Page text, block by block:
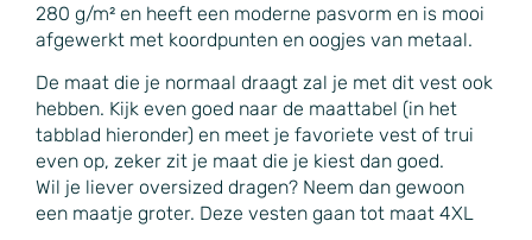
280 g/m² en heeft een moderne pasvorm en is mooi
afgewerkt met koordpunten en oogjes van metaal.
De maat die je normaal draagt zal je met dit vest ook
hebben. Kijk even goed naar de maattabel (in het
tabblad hieronder) en meet je favoriete vest of trui
even op, zeker zit je maat die je kiest dan goed.
Wil je liever oversized dragen? Neem dan gewoon
een maatje groter. Deze vesten gaan tot maat 4XL